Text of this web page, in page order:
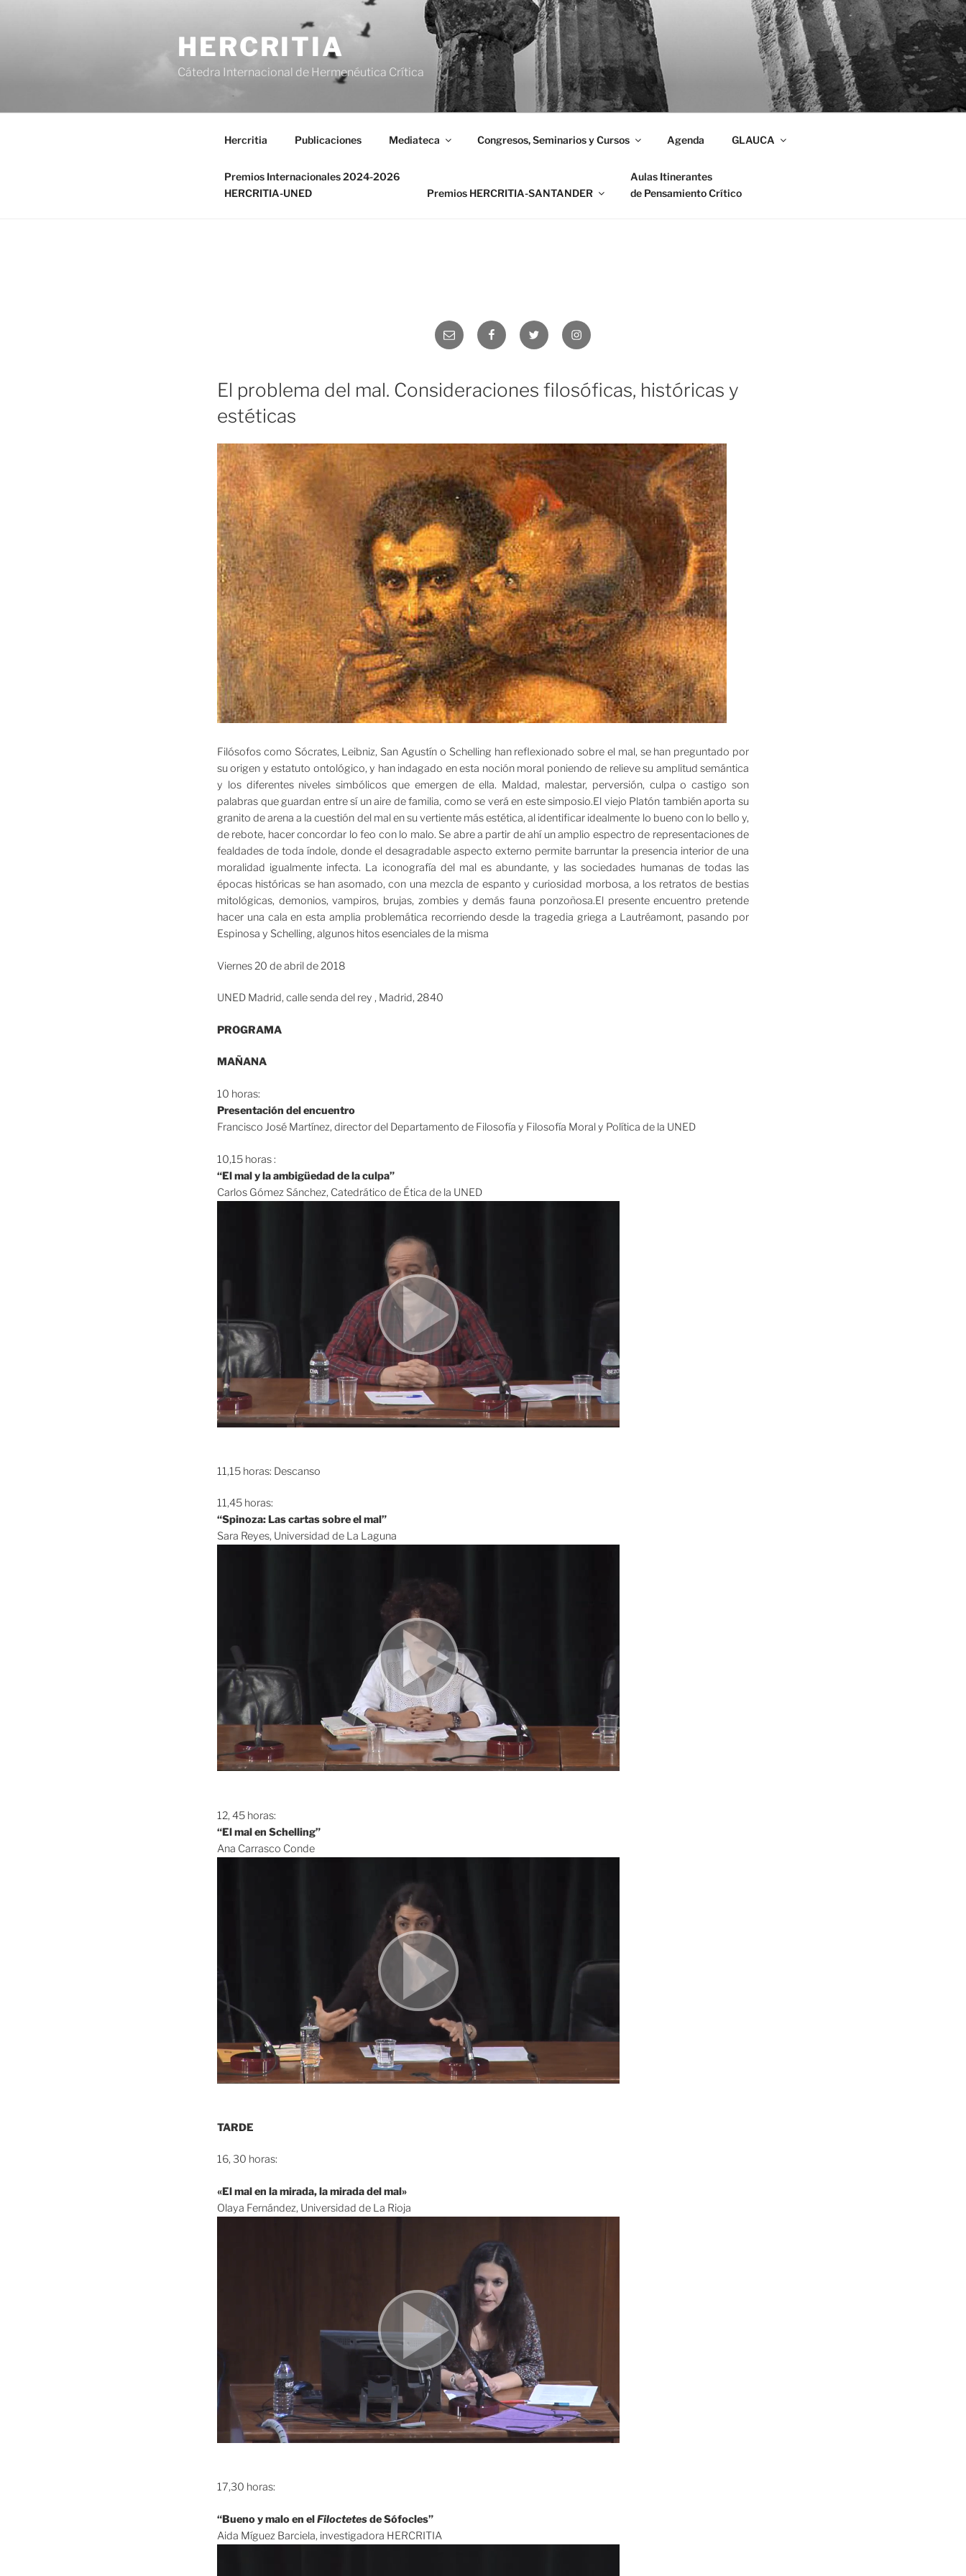
HERCRITIA
Cátedra Internacional de Hermenéutica Crítica
Hercritia Publicaciones Mediateca Congresos, Seminarios y Cursos Agenda GLAUCA
Premios Internacionales 2024-2026
HERCRITIA-UNED
Premios HERCRITIA-SANTANDER
Aulas Itinerantes
de Pensamiento Crítico
El problema del mal. Consideraciones filosóficas, históricas y
estéticas
Filósofos como Sócrates, Leibniz, San Agustín o Schelling han reflexionado sobre el mal, se han preguntado por
su origen y estatuto ontológico, y han indagado en esta noción moral poniendo de relieve su amplitud semántica
y los diferentes niveles simbólicos que emergen de ella. Maldad, malestar, perversión, culpa o castigo son
palabras que guardan entre sí un aire de familia, como se verá en este simposio.El viejo Platón también aporta su
granito de arena a la cuestión del mal en su vertiente más estética, al identificar idealmente lo bueno con lo bello y,
de rebote, hacer concordar lo feo con lo malo. Se abre a partir de ahí un amplio espectro de representaciones de
fealdades de toda índole, donde el desagradable aspecto externo permite barruntar la presencia interior de una
moralidad igualmente infecta. La iconografía del mal es abundante, y las sociedades humanas de todas las
épocas históricas se han asomado, con una mezcla de espanto y curiosidad morbosa, a los retratos de bestias
mitológicas, demonios, vampiros, brujas, zombies y demás fauna ponzoñosa.El presente encuentro pretende
hacer una cala en esta amplia problemática recorriendo desde la tragedia griega a Lautréamont, pasando por
Espinosa y Schelling, algunos hitos esenciales de la misma
Viernes 20 de abril de 2018
UNED Madrid, calle senda del rey , Madrid, 2840
PROGRAMA
MAÑANA
10 horas:
Presentación del encuentro
Francisco José Martínez, director del Departamento de Filosofía y Filosofía Moral y Política de la UNED
10,15 horas :
“El mal y la ambigüedad de la culpa”
Carlos Gómez Sánchez, Catedrático de Ética de la UNED
11,15 horas: Descanso
11,45 horas:
“Spinoza: Las cartas sobre el mal”
Sara Reyes, Universidad de La Laguna
12, 45 horas:
“El mal en Schelling”
Ana Carrasco Conde
TARDE
16, 30 horas:
«El mal en la mirada, la mirada del mal»
Olaya Fernández, Universidad de La Rioja
17,30 horas:
“Bueno y malo en elFiloctetesde Sófocles”
Aida Míguez Barciela, investigadora HERCRITIA
Correo
electrónico
FacebookTwitter Instagram